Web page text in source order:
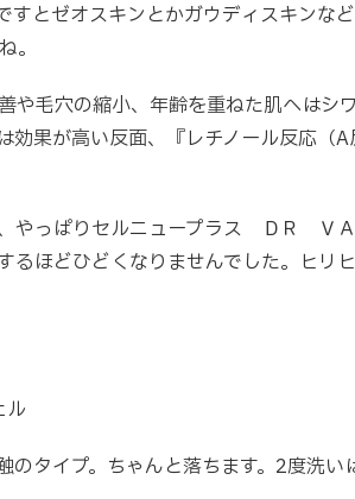
すとゼオスキンとかガウディスキンな
。
や毛穴の縮小、年齢を重ねた肌へはシ
効果が高い反面、『レチノール反応（
やっぱりセルニュープラス ＤＲ Ｖ
るほどひどくなりませんでした。ヒリ
ル
タイプ。ちゃんと落ちます。2度洗い